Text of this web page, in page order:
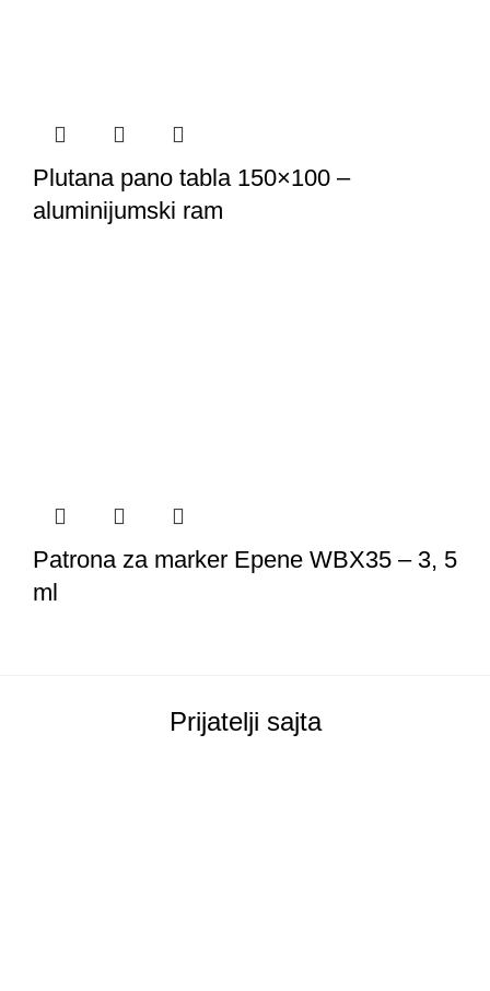
Plutana pano tabla 150×100 –
aluminijumski ram
Patrona za marker Epene WBX35 – 3, 5
ml
Prijatelji sajta